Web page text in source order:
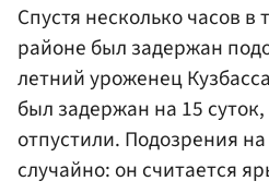
Спустя несколько часов
районе был задержан
летний уроженец
был задержан на 15
отпустили. Подозрения на
случайно: он считается